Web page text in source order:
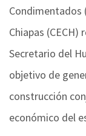
Condimentados
Chiapas
Secretario del
objetivo de
construcción
económico del